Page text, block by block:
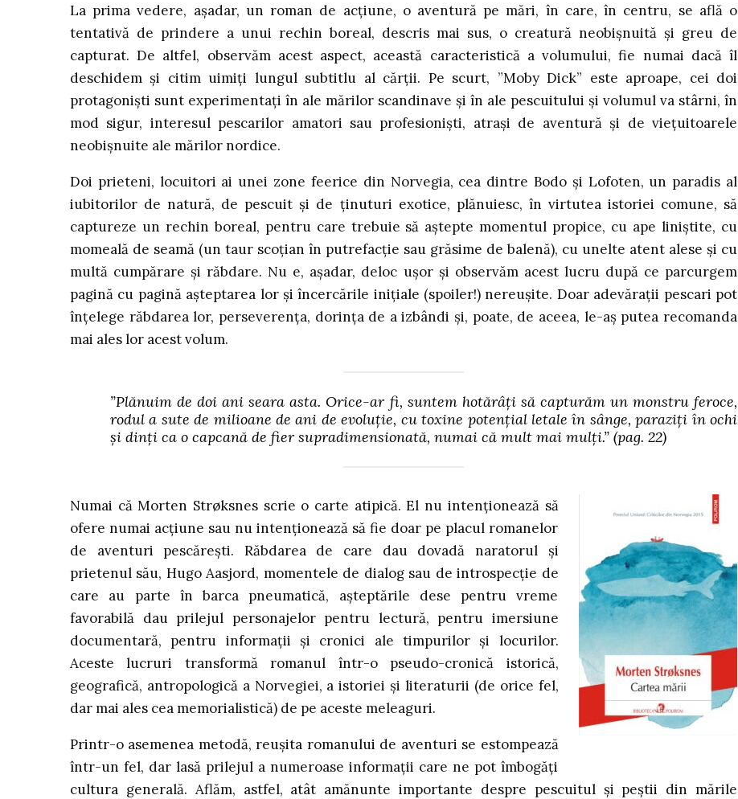
La prima vedere, așadar, un roman de acțiune, o aventură pe mări, în care, în centru, se află o
tentativă de prindere a unui rechin boreal, descris mai sus, o creatură neobișnuită și greu de
capturat. De altfel, observăm acest aspect, această caracteristică a volumului, fie numai dacă îl
deschidem și citim uimiți lungul subtitlu al cărții. Pe scurt, ”Moby Dick” este aproape, cei doi
protagoniști sunt experimentați în ale mărilor scandinave și în ale pescuitului și volumul va stârni, în
mod sigur, interesul pescarilor amatori sau profesioniști, atrași de aventură și de viețuitoarele
neobișnuite ale mărilor nordice.
Doi prieteni, locuitori ai unei zone feerice din Norvegia, cea dintre Bodo și Lofoten, un paradis al
iubitorilor de natură, de pescuit și de ținuturi exotice, plănuiesc, în virtutea istoriei comune, să
captureze un rechin boreal, pentru care trebuie să aștepte momentul propice, cu ape liniștite, cu
momeală de seamă (un taur scoțian în putrefacție sau grăsime de balenă), cu unelte atent alese și cu
multă cumpărare și răbdare. Nu e, așadar, deloc ușor și observăm acest lucru după ce parcurgem
pagină cu pagină așteptarea lor și încercările inițiale (spoiler!) nereușite. Doar adevărații pescari pot
înțelege răbdarea lor, perseverența, dorința de a izbândi și, poate, de aceea, le-aș putea recomanda
mai ales lor acest volum.
”Plănuim de doi ani seara asta. Orice-ar fi, suntem hotărâți să capturăm un monstru feroce,
rodul a sute de milioane de ani de evoluție, cu toxine potențial letale în sânge, paraziți în ochi
și dinți ca o capcană de fier supradimensionată, numai că mult mai mulți.” (pag. 22)
Numai că Morten Strøksnes scrie o carte atipică. El nu intenționează să
ofere numai acțiune sau nu intenționează să fie doar pe placul romanelor
de aventuri pescărești. Răbdarea de care dau dovadă naratorul și
prietenul său, Hugo Aasjord, momentele de dialog sau de introspecție de
care au parte în barca pneumatică, așteptările dese pentru vreme
favorabilă dau prilejul personajelor pentru lectură, pentru imersiune
documentară, pentru informații și cronici ale timpurilor și locurilor.
Aceste lucruri transformă romanul într-o pseudo-cronică istorică,
geografică, antropologică a Norvegiei, a istoriei și literaturii (de orice fel,
dar mai ales cea memorialistică) de pe aceste meleaguri.
Printr-o asemenea metodă, reușita romanului de aventuri se estompează
într-un fel, dar lasă prilejul a numeroase informații care ne pot îmbogăți
cultura generală. Aflăm, astfel, atât amănunte importante despre pescuitul și peștii din mările